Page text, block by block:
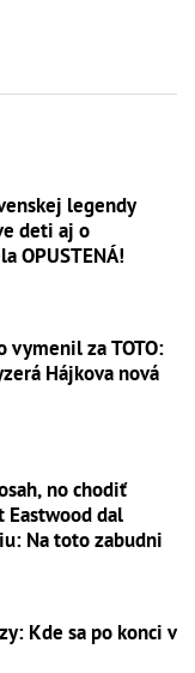
legendy
deti aj o
OPUSTENÁ!
vymenil za TOTO:
Hájkova nová
no chodiť
Eastwood dal
Na toto zabudni
Kde sa po konci v